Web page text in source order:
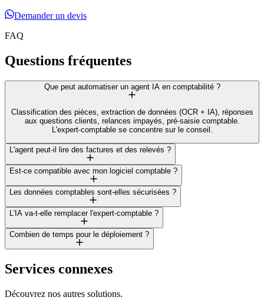
Demander un devis
FAQ
Questions fréquentes
Que peut automatiser un agent IA en comptabilité ?
Classification des pièces, extraction de données (OCR + IA), réponses
aux questions clients, relances impayés, pré-saisie comptable.
L'expert-comptable se concentre sur le conseil.
L'agent peut-il lire des factures et des relevés ?
Est-ce compatible avec mon logiciel comptable ?
Les données comptables sont-elles sécurisées ?
L'IA va-t-elle remplacer l'expert-comptable ?
Combien de temps pour le déploiement ?
Services connexes
Découvrez nos autres solutions.